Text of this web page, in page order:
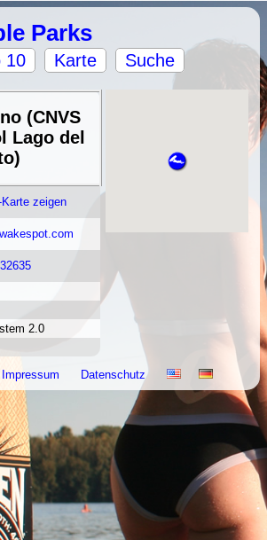
Parks
10 Karte Suche
(CNVS
Lago del
zeigen
2.0
Impressum Datenschutz